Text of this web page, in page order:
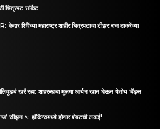
सर्किट
शिंदेंच्या महाराष्ट्र शाहीर चित्रपटाचा टीझर राज ठाकरेंच्या
खरं रूप: शाहरुखचा मुलगा आर्यन खान घेऊन येतोय ‘बॅड्स
५: हॉकिन्समध्ये होणार शेवटची लढाई!